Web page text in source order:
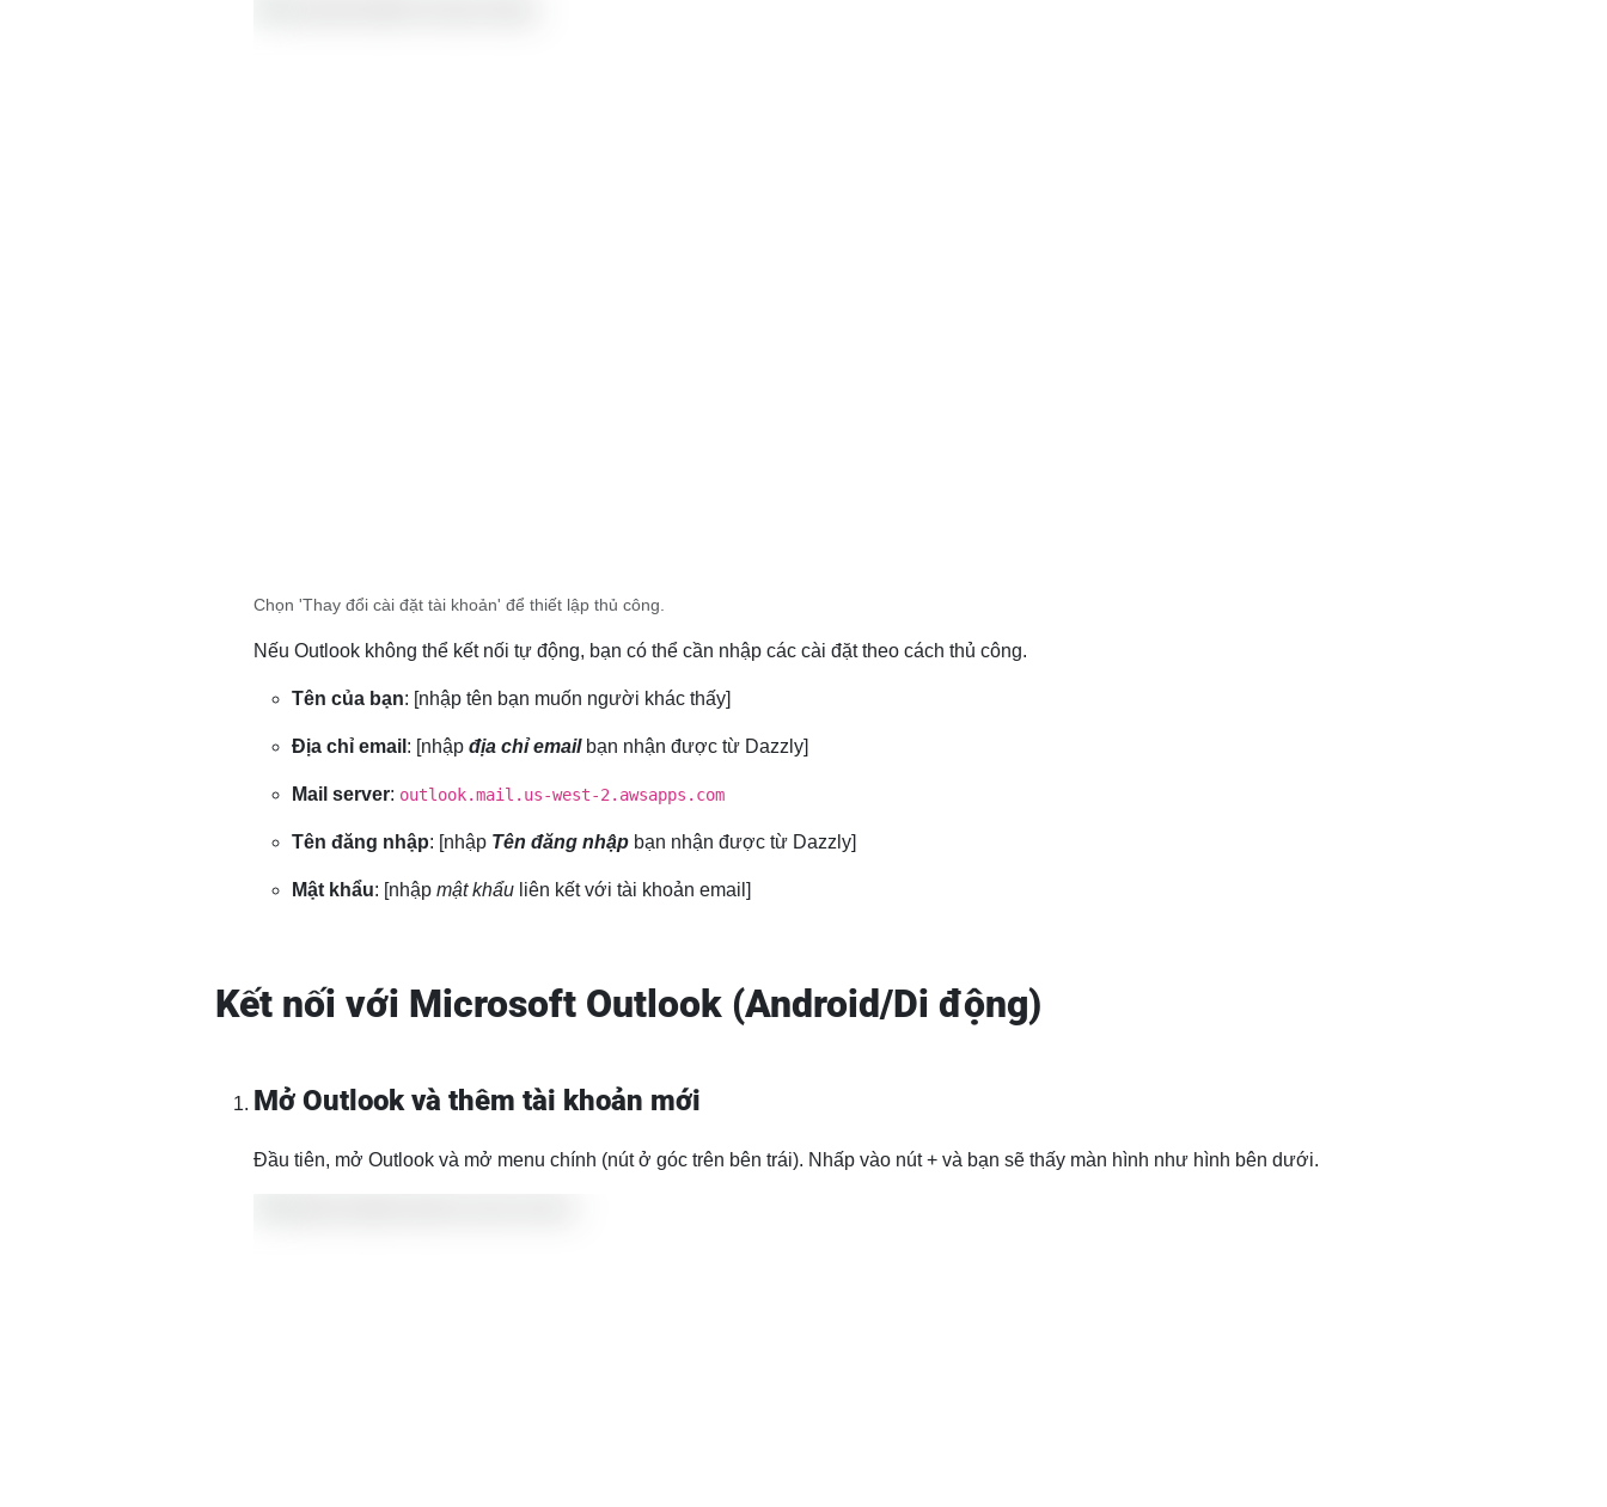
Chọn 'Thay đổi cài đặt tài khoản' để thiết lập thủ công.
Nếu Outlook không thể kết nối tự động, bạn có thể cần nhập các cài đặt theo cách thủ công.
Tên của bạn: [nhập tên bạn muốn người khác thấy]
Địa chỉ email : [nhập địa chỉ emailbạn nhận được từ Dazzly]
Mail server: outlook.mail.us-west-2.awsapps.com
Tên đăng nhập: [nhập Tên đăng nhập bạn nhận được từ Dazzly]
Mật khẩu: [nhập mật khẩu liên kết với tài khoản email]
Kết nối với Microsoft Outlook (Android/Di động)
Mở Outlook và thêm tài khoản mới
Đầu tiên, mở Outlook và mở menu chính (nút ở góc trên bên trái). Nhấp vào nút + và bạn sẽ thấy màn hình như hình bên dưới.